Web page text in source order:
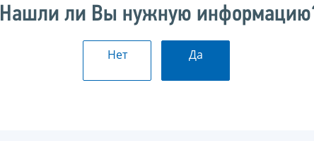
Нашли ли Вы нужную
Нет Да